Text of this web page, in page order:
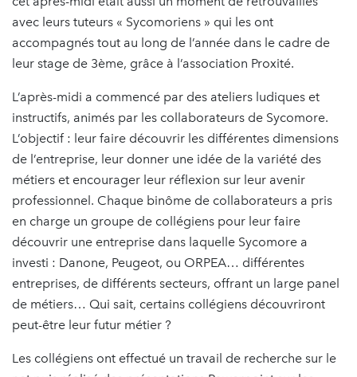
avec leurs tuteurs « Sycomoriens » qui les ont
accompagnés tout au long de l’année dans le cadre de
leur stage de 3ème, grâce à l’association Proxité.
L’après-midi a commencé par des ateliers ludiques et
instructifs, animés par les collaborateurs de Sycomore.
L’objectif : leur faire découvrir les différentes dimensions
de l’entreprise, leur donner une idée de la variété des
métiers et encourager leur réflexion sur leur avenir
professionnel. Chaque binôme de collaborateurs a pris
en charge un groupe de collégiens pour leur faire
découvrir une entreprise dans laquelle Sycomore a
investi : Danone, Peugeot, ou ORPEA… différentes
entreprises, de différents secteurs, offrant un large panel
de métiers… Qui sait, certains collégiens découvriront
peut-être leur futur métier ?
Les collégiens ont effectué un travail de recherche sur le